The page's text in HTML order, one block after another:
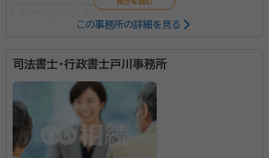
外国法が適用されます（法の適用に関する通則法36
条）。 被相続人が日本で生まれ、死ぬまで日本で生活し
てきた場合であっても、相続人が日本人であっても同じ
です。 さらに、日本人の相続手続なら戸籍謄本・除籍謄
本を取得するところ、外国人には戸籍がありませんので
戸籍謄本等に相当する外国の身分関係書類を取得し、な
所属団体： 愛知県行政書士会碧海支部
この事務所の詳細を見る
司法書士・行政書士戸川事務所